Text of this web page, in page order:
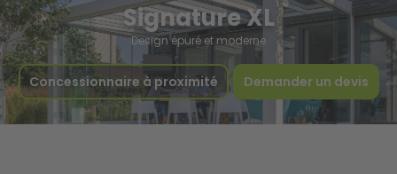
Signature XL
Design épuré et moderne
Concessionnaire à proximité Demander un devis